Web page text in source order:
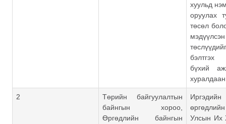
хуульд
оруулах
төсөл
бүхий
хуралдаан
2
Төрийн байгуулалтын
байнгын хороо,
Өргөдлийн байнгын
Улсын Их